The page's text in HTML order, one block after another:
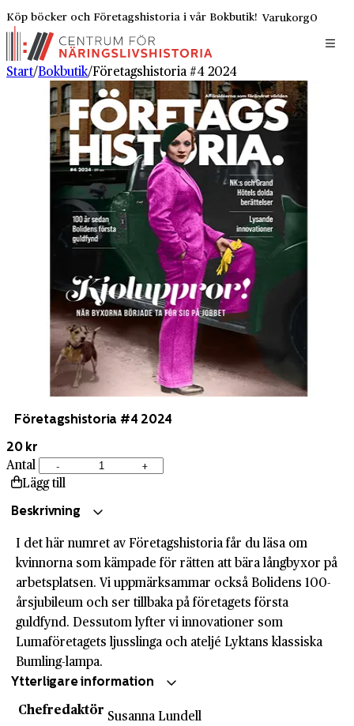
Köp böcker och Företagshistoria i vår Bokbutik! Varukorg0
Start/Bokbutik/Företagshistoria #4 2024
Företagshistoria #4 2024
20 kr
Antal -
Företagshistoria
#4
2024
+
Lägg till
Beskrivning
I det här numret av Företagshistoria får du läsa om
kvinnorna som kämpade för rätten att bära långbyxor på
arbetsplatsen. Vi uppmärksammar också Bolidens 100-
årsjubileum och ser tillbaka på företagets första
guldfynd. Dessutom lyfter vi innovationer som
Lumaföretagets ljusslinga och ateljé Lyktans klassiska
Bumling-lampa.
Ytterligare information
Chefredaktör Susanna Lundell